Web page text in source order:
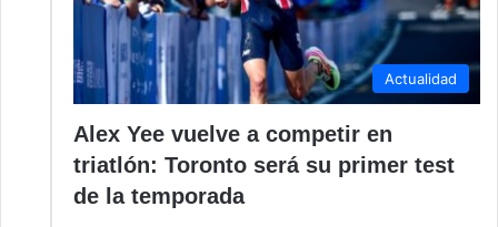
Actualidad
Alex Yee vuelve a competir en
triatlón: Toronto será su primer test
de la temporada